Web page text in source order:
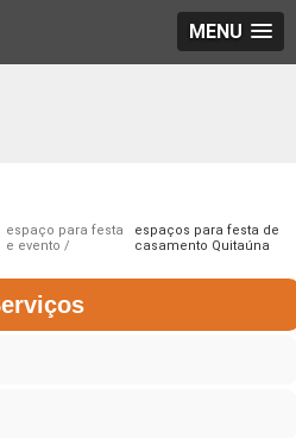
MENU
espaço para festa
e evento
espaços para festa de
casamento Quitaúna